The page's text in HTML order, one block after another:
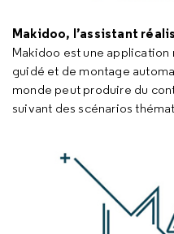
Makidoo, l’assistant
Makidoo est une
guidé et de montage
monde peut produire du
suivant des scénarios